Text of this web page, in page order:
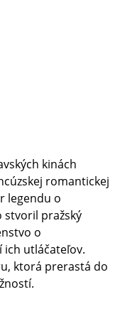
kinách
romantickej
legendu o
stvoril pražský
o
ich utláčateľov.
ktorá prerastá do